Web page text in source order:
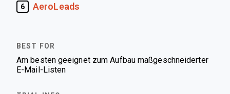
6 AeroLeads
Am besten geeignet zum Aufbau maßgeschneiderter
E-Mail-Listen